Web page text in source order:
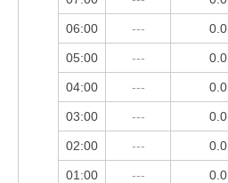
06:00 --- 0.0
05:00 --- 0.0
04:00 --- 0.0
03:00 --- 0.0
02:00 --- 0.0
01:00 --- 0.0